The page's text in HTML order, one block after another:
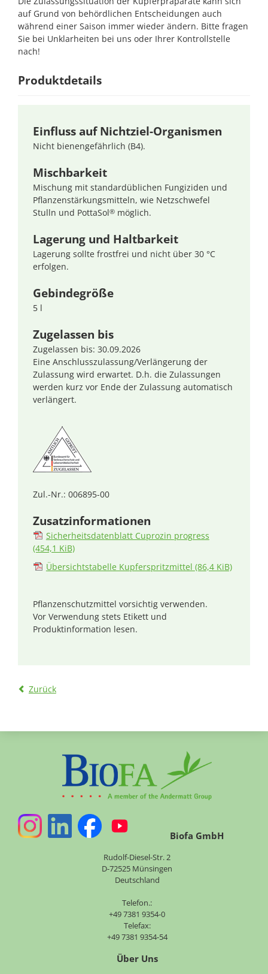
auf Grund von behördlichen Entscheidungen auch
während einer Saison immer wieder ändern. Bitte fragen
Sie bei Unklarheiten bei uns oder Ihrer Kontrollstelle
nach!
Produktdetails
Einfluss auf Nichtziel-Organismen
Nicht bienengefährlich (B4).
Mischbarkeit
Mischung mit standardüblichen Fungiziden und
Pflanzenstärkungsmitteln, wie Netzschwefel
Stulln und PottaSol®möglich.
Lagerung und Haltbarkeit
Lagerung sollte frostfrei und nicht über 30 °C
erfolgen.
Gebindegröße
5 l
Zugelassen bis
Zugelassen bis: 30.09.2026
Eine Anschlusszulassung/Verlängerung der
Zulassung wird erwartet. D.h. die Zulassungen
werden kurz vor Ende der Zulassung automatisch
verlängert.
Zul.-Nr.: 006895-00
Zusatzinformationen
Sicherheitsdatenblatt Cuprozin progress
(454,1 KiB)
Übersichtstabelle Kupferspritzmittel (86,4 KiB)
Pflanzenschutzmittel vorsichtig verwenden.
Vor Verwendung stets Etikett und
Produktinformation lesen.
Zurück
Biofa GmbH
Rudolf-Diesel-Str. 2
D-72525 Münsingen
Deutschland
Telefon.:
+49 7381 9354-0
Telefax:
+49 7381 9354-54
Über Uns